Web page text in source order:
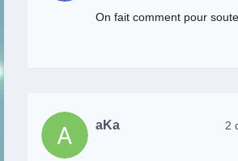
On fait comment pour
aKa 2